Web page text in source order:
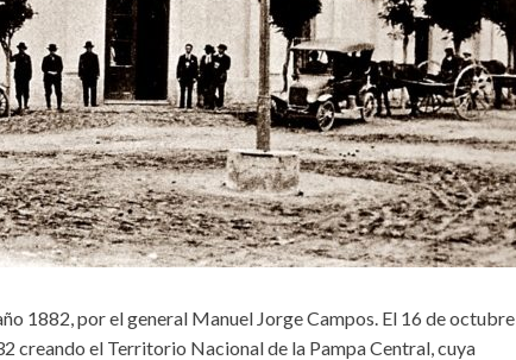
1882, por el general Manuel Jorge Campos. El 16 de octubre
creando el Territorio Nacional de la Pampa Central, cuya